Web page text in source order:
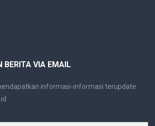
BERITA VIA EMAIL
informasi-informasi terupdate